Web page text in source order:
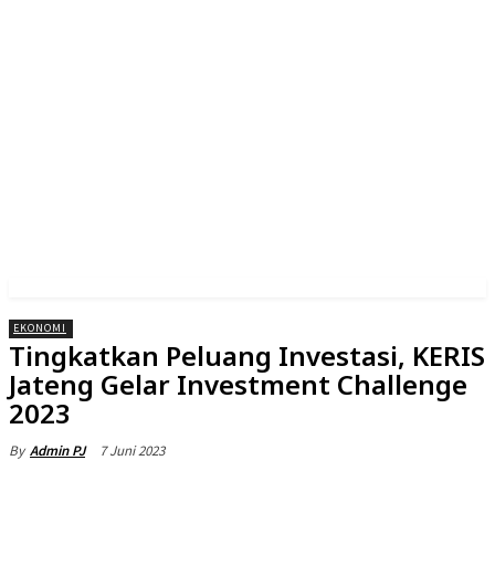
EKONOMI
Tingkatkan Peluang Investasi, KERIS
Jateng Gelar Investment Challenge
2023
By Admin PJ 7 Juni 2023